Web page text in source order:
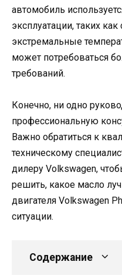
автомобиль
эксплуатации, таких
экстремальные
может потребоваться
требований.
Конечно, ни одно
профессиональную
Важно обратиться к
техническому
дилеру Volkswagen,
решить, какое масло
двигателя Volkswagen
ситуации.
Содержание